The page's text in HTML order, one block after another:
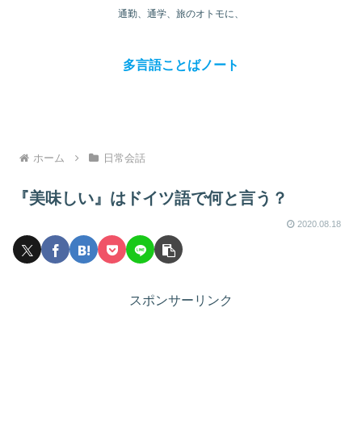
通勤、通学、旅のオトモに、
多言語ことばノート
ホーム 日常会話
『美味しい』はドイツ語で何と言う？
2020.08.18
スポンサーリンク